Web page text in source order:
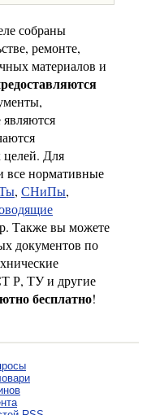
собраны
ремонте,
материалов и
целей. Для
все нормативные
, СНиПы,
Также вы можете
документов по
Р, ТУ и другие
бесплатно!